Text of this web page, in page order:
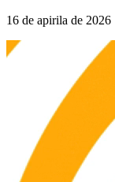
16 de apirila de 2026